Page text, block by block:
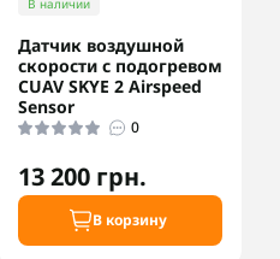
В наличии
Датчик воздушной
скорости с подогревом
CUAV SKYE 2 Airspeed
Sensor
0
13 200 грн.
В корзину